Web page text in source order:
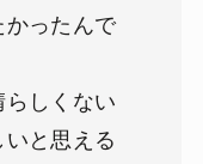
かったんで
しくない
と思える